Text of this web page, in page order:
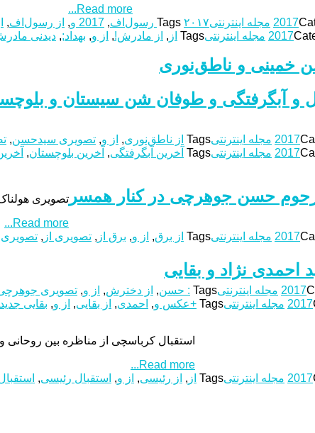
Read more...
مجله اینترنتی Tags ۲۰۱۷ رسول‌اف , 2017 و , از رسول‌اف,
مجله اینترنتیTags از , از مادرش!, از و, بهداد;, دیدنی
خمینی و ناطق‌نوری
مجله اینترنتیTags از ناطق‌نوری, از و, تصویری سیدحسن,
و آبگرفتگی و طوفان شن سیستان و
مجله اینترنتیTags آخرین آبگرفتگی, آخرین بلوچستان,
تصویری هولناک از
Read more...
مجله اینترنتیTags از برق, از و, برق از , تصویری از ,
حسن جوهرچی در کنار همسر
مجله اینترنتیTags : حسن, از دخترش, از و, تصویری
احمدی نژاد و بقایی
مجله اینترنتیTags +عکس و, احمدی, از بقایی, از و, بقایی جدید
استقبال کرباسچی از مناظره بین
Read more...
مجله اینترنتیTags از , از رئیسی, از و, استقبال رئیسی,